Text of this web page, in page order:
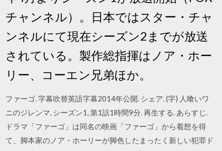
チャンネル）。日本ではスター・チャ
ンネルにて現在シーズン2までが放送
されている。製作総指揮はノア・ホー
リー、コーエン兄弟ほか。
ファーゴ. 字幕吹替英語字幕2014年公開. シェア. (字) 人喰いワ
ニのジレンマ. シーズン1, 第1話1時間9分. 再生する. あらすじ.
ドラマ「ファーゴ」は同名の映画「ファーゴ」から着想を得
て、脚本家のノア・ホーリーが脚色したまったく新しい犯罪ド